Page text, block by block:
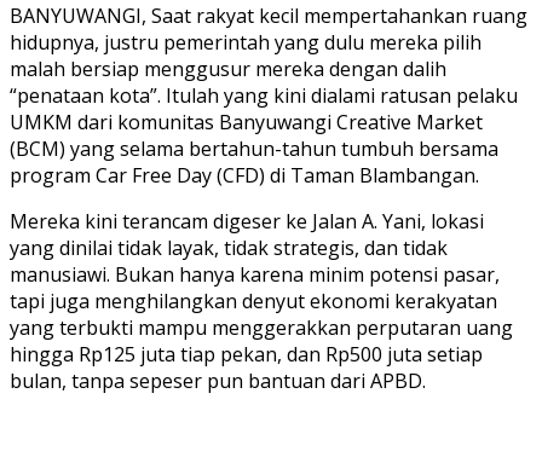
BANYUWANGI, Saat rakyat kecil mempertahankan ruang
hidupnya, justru pemerintah yang dulu mereka pilih
malah bersiap menggusur mereka dengan dalih
“penataan kota”. Itulah yang kini dialami ratusan pelaku
UMKM dari komunitas Banyuwangi Creative Market
(BCM) yang selama bertahun-tahun tumbuh bersama
program Car Free Day (CFD) di Taman Blambangan.
Mereka kini terancam digeser ke Jalan A. Yani, lokasi
yang dinilai tidak layak, tidak strategis, dan tidak
manusiawi. Bukan hanya karena minim potensi pasar,
tapi juga menghilangkan denyut ekonomi kerakyatan
yang terbukti mampu menggerakkan perputaran uang
hingga Rp125 juta tiap pekan, dan Rp500 juta setiap
bulan, tanpa sepeser pun bantuan dari APBD.